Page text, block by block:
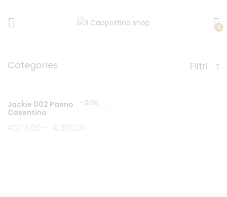
0
Categories Filtri
- 50%
Jackie 002 Panno
Casentino